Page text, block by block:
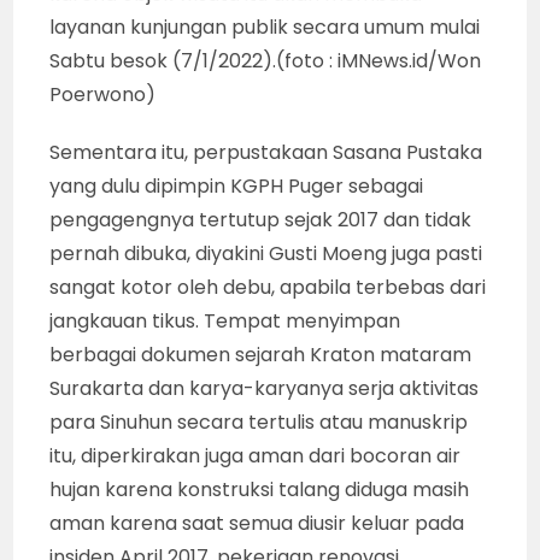
layanan kunjungan publik secara umum mulai
Sabtu besok (7/1/2022).(foto : iMNews.id/Won
Poerwono)
Sementara itu, perpustakaan Sasana Pustaka
yang dulu dipimpin KGPH Puger sebagai
pengagengnya tertutup sejak 2017 dan tidak
pernah dibuka, diyakini Gusti Moeng juga pasti
sangat kotor oleh debu, apabila terbebas dari
jangkauan tikus. Tempat menyimpan
berbagai dokumen sejarah Kraton mataram
Surakarta dan karya-karyanya serja aktivitas
para Sinuhun secara tertulis atau manuskrip
itu, diperkirakan juga aman dari bocoran air
hujan karena konstruksi talang diduga masih
aman karena saat semua diusir keluar pada